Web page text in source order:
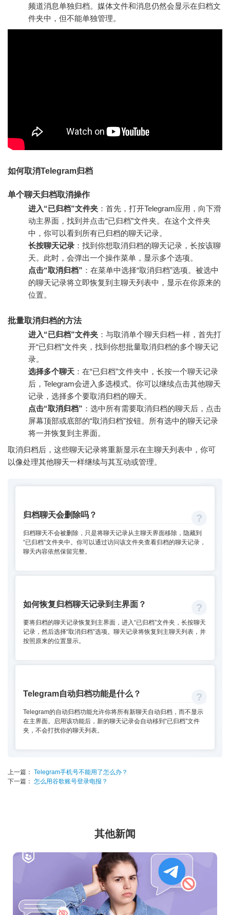
频道消息单独归档。媒体文件和消息仍然会显示在归档文
件夹中，但不能单独管理。
如何取消Telegram归档
单个聊天归档取消操作
进入“已归档”文件夹 ：首先，打开Telegram应用，向下滑
动主界面，找到并点击“已归档”文件夹。在这个文件夹
中，你可以看到所有已归档的聊天记录。
长按聊天记录 ：找到你想取消归档的聊天记录，长按该聊
天。此时，会弹出一个操作菜单，显示多个选项。
点击“取消归档” ：在菜单中选择“取消归档”选项。被选中
的聊天记录将立即恢复到主聊天列表中，显示在你原来的
位置。
批量取消归档的方法
进入“已归档”文件夹 ：与取消单个聊天归档一样，首先打
开“已归档”文件夹，找到你想批量取消归档的多个聊天记
录。
选择多个聊天 ：在“已归档”文件夹中，长按一个聊天记录
后，Telegram会进入多选模式。你可以继续点击其他聊天
记录，选择多个要取消归档的聊天。
点击“取消归档” ：选中所有需要取消归档的聊天后，点击
屏幕顶部或底部的“取消归档”按钮。所有选中的聊天记录
将一并恢复到主界面。
取消归档后，这些聊天记录将重新显示在主聊天列表中，你可
以像处理其他聊天一样继续与其互动或管理。
归档聊天会删除吗？
归档聊天不会被删除，只是将聊天记录从主聊天界面移除，隐藏到
“已归档”文件夹中。你可以通过访问该文件夹查看归档的聊天记录，
聊天内容依然保留完整。
如何恢复归档聊天记录到主界面？
要将归档的聊天记录恢复到主界面，进入“已归档”文件夹，长按聊天
记录，然后选择“取消归档”选项。聊天记录将恢复到主聊天列表，并
按照原来的位置显示。
Telegram自动归档功能是什么？
Telegram的自动归档功能允许你将所有新聊天自动归档，而不显示
在主界面。启用该功能后，新的聊天记录会自动移到“已归档”文件
夹，不会打扰你的聊天列表。
上一篇： Telegram手机号不能用了怎么办？
下一篇： 怎么用谷歌账号登录电报？
其他新闻